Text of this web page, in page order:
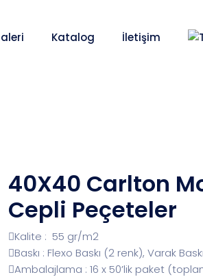
Katalog İletişim
40X40 Carlton
Cepli Peçeteler
Kalite : 55 gr/m2
Baskı : Flexo Baskı (2 renk), Varak
Ambalajlama : 16 x 50’lik paket